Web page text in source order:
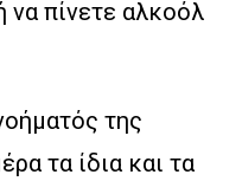
να πίνετε αλκοόλ
της
τα ίδια και τα